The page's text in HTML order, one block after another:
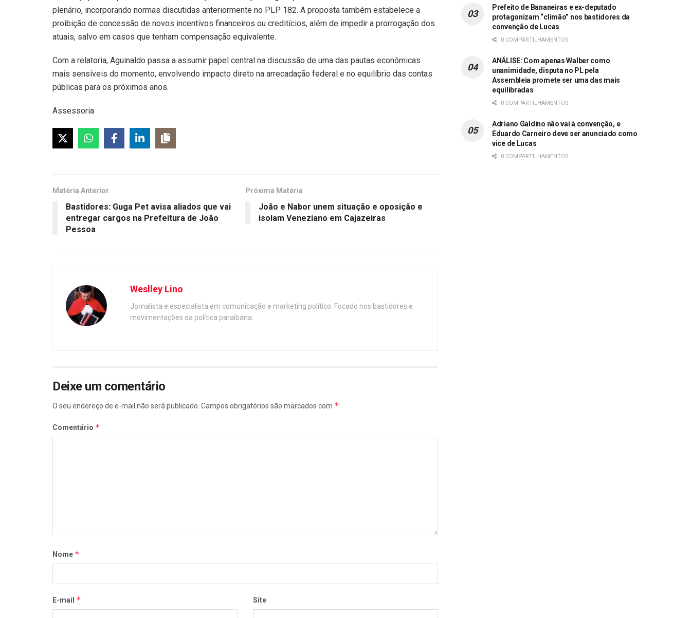
plenário, incorporando normas discutidas anteriormente no PLP 182. A proposta também estabelece a
proibição de concessão de novos incentivos financeiros ou creditícios, além de impedir a prorrogação dos
atuais, salvo em casos que tenham compensação equivalente.
Com a relatoria, Aguinaldo passa a assumir papel central na discussão de uma das pautas econômicas
mais sensíveis do momento, envolvendo impacto direto na arrecadação federal e no equilíbrio das contas
públicas para os próximos anos.
Assessoria
Matéria Anterior
Bastidores: Guga Pet avisa aliados que vai
entregar cargos na Prefeitura de João
Pessoa
Próxima Matéria
João e Nabor unem situação e oposição e
isolam Veneziano em Cajazeiras
Weslley Lino
Jornalista e especialista em comunicação e marketing político. Focado nos bastidores e
movimentações da política paraibana.
Deixe um comentário
O seu endereço de e-mail não será publicado. Campos obrigatórios são marcados com *
Comentário *
Nome *
E-mail * Site
Prefeito de Bananeiras e ex-deputado
protagonizam “climão” nos bastidores da
convenção de Lucas
0 COMPARTILHAMENTOS
ANÁLISE: Com apenas Walber como
unanimidade, disputa no PL pela
Assembleia promete ser uma das mais
equilibradas
0 COMPARTILHAMENTOS
Adriano Galdino não vai à convenção, e
Eduardo Carneiro deve ser anunciado como
vice de Lucas
0 COMPARTILHAMENTOS